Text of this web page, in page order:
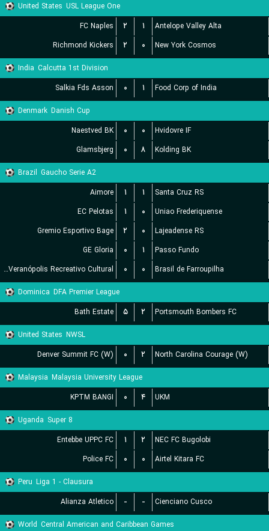
United States USL League One
FC Naples
۲ ۱
Antelope Valley Alta
Richmond Kickers
۲ ۰
New York Cosmos
India Calcutta 1st Division
Salkia Fds Asson
۰ ۱
Food Corp of India
Denmark Danish Cup
Naestved BK
۰ ۰
Hvidovre IF
Glamsbjerg
۰ ۸
Kolding BK
Brazil Gaucho Serie A2
Aimore
۱ ۱
Santa Cruz RS
EC Pelotas
۱ ۰
Uniao Frederiquense
Gremio Esportivo Bage
۲ ۰
Lajeadense RS
GE Gloria
۰ ۱
Passo Fundo
EC Veranópolis Recreativo Cultural
۰ ۰
Brasil de Farroupilha
Dominica DFA Premier League
Bath Estate
۵ ۲
Portsmouth Bombers FC
United States NWSL
Denver Summit FC (W)
۰ ۲
North Carolina Courage (W)
Malaysia Malaysia University League
KPTM BANGI
۰ ۴
UKM
Uganda Super 8
Entebbe UPPC FC
۱ ۲
NEC FC Bugolobi
Police FC
۰ ۰
Airtel Kitara FC
Peru Liga 1 - Clausura
Alianza Atletico
- -
Cienciano Cusco
World Central American and Caribbean Games